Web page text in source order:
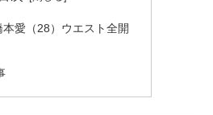
本愛（28）ウエスト全開